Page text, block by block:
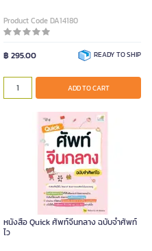
Product Code DA14180
฿ 295.00 READY TO SHIP
ADD TO CART
หนังสือ Quick ศัพท์จีนกลาง ฉบับจำศัพท์
ไว